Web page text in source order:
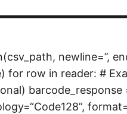
newline=’’,
for row in reader: #